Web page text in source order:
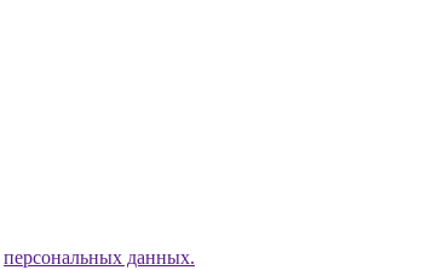
персональных данных.